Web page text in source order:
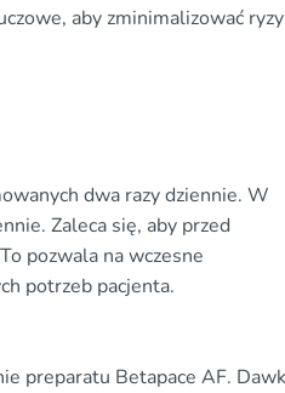
aby zminimalizować
dwa razy dziennie. W
Zaleca się, aby przed
pozwala na wczesne
potrzeb pacjenta.
preparatu Betapace AF.